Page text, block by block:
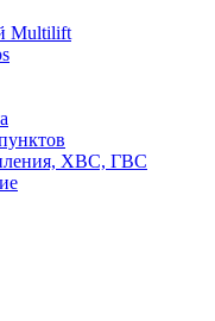
Multilift
ХВС, ГВС